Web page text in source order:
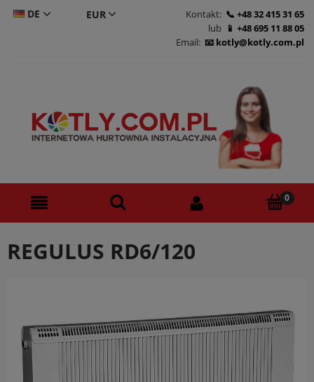
DE Kontakt:
+48 32 415 31 65
lub
+48 695 11 88 05
Email:
kotly@kotly.com.pl
REGULUS RD6/120